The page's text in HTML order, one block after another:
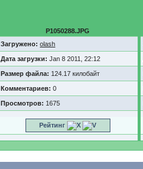
P1050288.JPG
Загружено: olash
Дата загрузки:Jan 8 2011, 22:12
Размер файла: 124.17 килобайт
Комментариев: 0
Просмотров: 1675
Рейтинг